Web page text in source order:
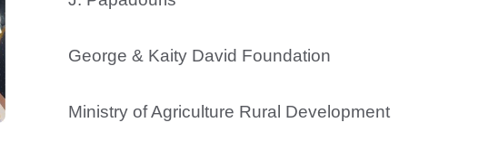
George & Kaity David Foundation
Ministry of Agriculture Rural Development